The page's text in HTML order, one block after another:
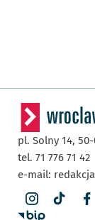
pl. Solny 14,
tel. 71 776 71 42
e-mail: